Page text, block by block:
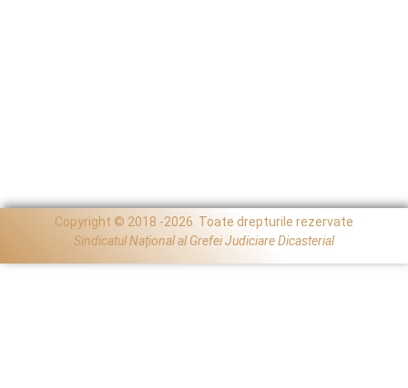
Copyright © 2018 -2026. Toate drepturile rezervate
Sindicatul Național al Grefei Judiciare Dicasterial